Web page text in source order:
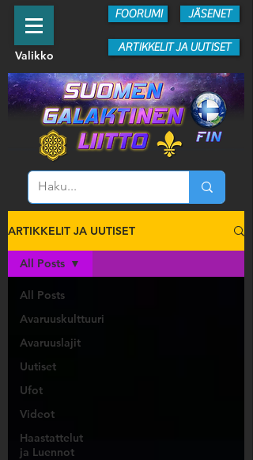
JÄSENET
FOORUMI
Valikko
ARTIKKELIT JA UUTISET
ARTIKKELIT JA UUTISET
All Posts
Avaruuskulttuuri
Avaruuslajit
Uutiset
Ufot
Videot
Haastattelut
ja Luennot
All Posts